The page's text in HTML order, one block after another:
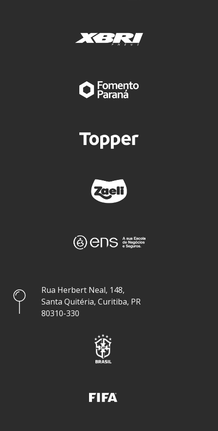
Rua Herbert Neal, 148,
Santa Quitéria, Curitiba, PR
80310-330